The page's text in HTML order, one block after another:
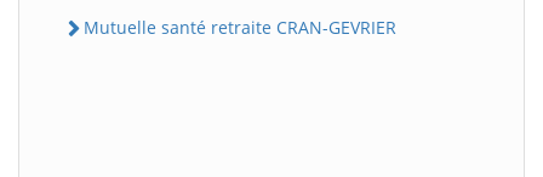
Mutuelle santé retraite CRAN-GEVRIER